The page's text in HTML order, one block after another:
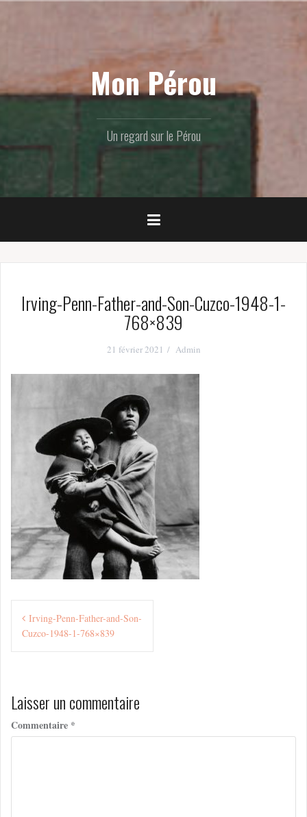
Mon Pérou
Un regard sur le Pérou
Irving-Penn-Father-and-Son-Cuzco-1948-1-
768×839
21 février 2021 Admin
Navigation
deIrving-Penn-Father-and-Son-
Cuzco-1948-1-768×839
Laisser un commentaire
Commentaire *